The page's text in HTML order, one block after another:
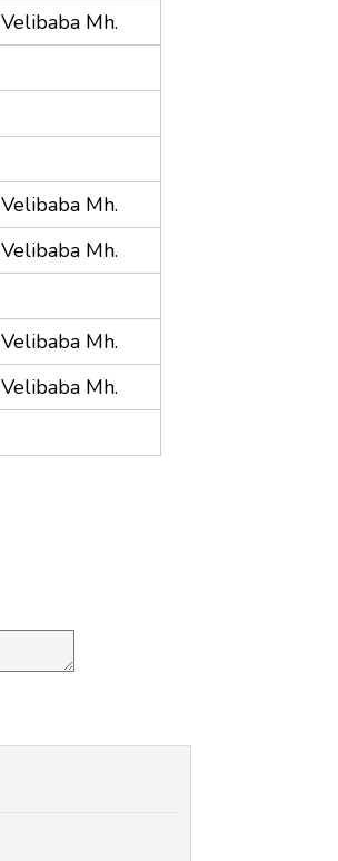
Velibaba Mh.
Velibaba Mh.
Velibaba Mh.
Velibaba Mh.
Velibaba Mh.